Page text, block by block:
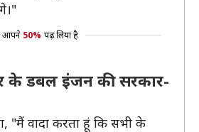
आपने 50% पढ़ लिया है
के डबल इंजन की सरकार-
"मैं वादा करता हूं कि सभी के